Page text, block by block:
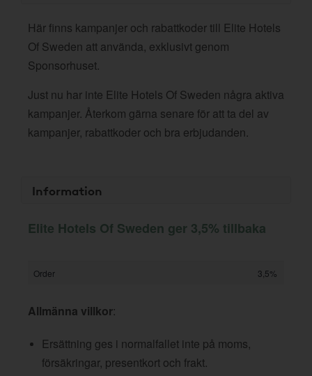
Här finns kampanjer och rabattkoder till Elite Hotels
Of Sweden att använda, exklusivt genom
Sponsorhuset.
Just nu har inte Elite Hotels Of Sweden några aktiva
kampanjer. Återkom gärna senare för att ta del av
kampanjer, rabattkoder och bra erbjudanden.
Information
Elite Hotels Of Sweden ger 3,5% tillbaka
Order 3,5%
Allmänna villkor:
Ersättning ges i normalfallet inte på moms,
försäkringar, presentkort och frakt.